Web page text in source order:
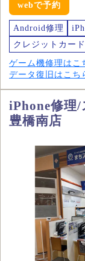
webで予約
Android修理
クレジットカー
ゲーム機修理はこ
データ復旧はこち
iPhone修理
豊橋南店